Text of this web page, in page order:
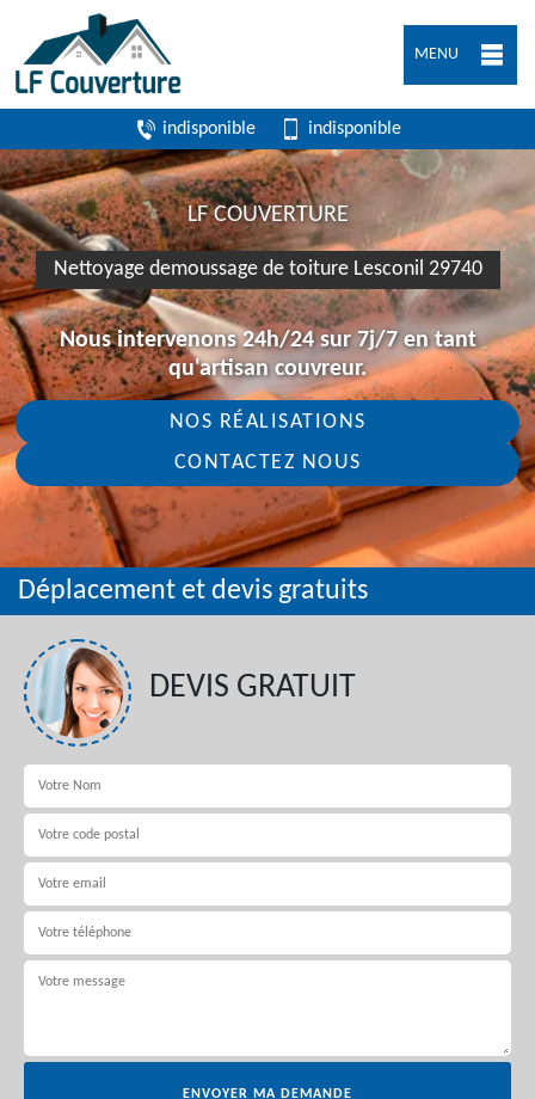
MENU
indisponible indisponible
LF COUVERTURE
Nettoyage demoussage de toiture Lesconil 29740
Nous intervenons 24h/24 sur 7j/7 en tant
qu'artisan couvreur.
NOS RÉALISATIONS
CONTACTEZ NOUS
Déplacement et devis gratuits
DEVIS GRATUIT